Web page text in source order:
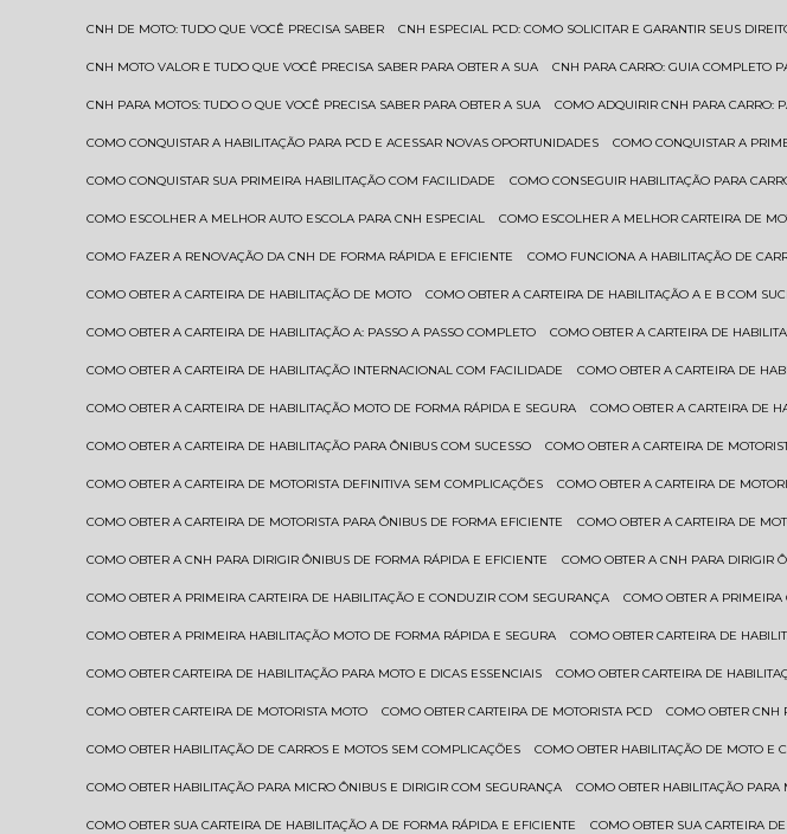
CNH DE MOTO: TUDO QUE VOCÊ PRECISA SABER CNH ESPECIAL PCD: COMO SOLICITAR E GARANTIR SEUS
CNH MOTO VALOR E TUDO QUE VOCÊ PRECISA SABER PARA OBTER A SUA CNH PARA CARRO: GUIA COMPLETO
CNH PARA MOTOS: TUDO O QUE VOCÊ PRECISA SABER PARA OBTER A SUA COMO ADQUIRIR CNH PARA CARRO:
COMO CONQUISTAR A HABILITAÇÃO PARA PCD E ACESSAR NOVAS OPORTUNIDADES COMO CONQUISTAR A
COMO CONQUISTAR SUA PRIMEIRA HABILITAÇÃO COM FACILIDADE COMO CONSEGUIR HABILITAÇÃO PARA
COMO ESCOLHER A MELHOR AUTO ESCOLA PARA CNH ESPECIAL COMO ESCOLHER A MELHOR CARTEIRA DE
COMO FAZER A RENOVAÇÃO DA CNH DE FORMA RÁPIDA E EFICIENTE COMO FUNCIONA A HABILITAÇÃO DE
COMO OBTER A CARTEIRA DE HABILITAÇÃO DE MOTO COMO OBTER A CARTEIRA DE HABILITAÇÃO A E B COM
COMO OBTER A CARTEIRA DE HABILITAÇÃO A: PASSO A PASSO COMPLETO COMO OBTER A CARTEIRA DE
COMO OBTER A CARTEIRA DE HABILITAÇÃO INTERNACIONAL COM FACILIDADE COMO OBTER A CARTEIRA DE
COMO OBTER A CARTEIRA DE HABILITAÇÃO MOTO DE FORMA RÁPIDA E SEGURA COMO OBTER A CARTEIRA DE
COMO OBTER A CARTEIRA DE HABILITAÇÃO PARA ÔNIBUS COM SUCESSO COMO OBTER A CARTEIRA DE
COMO OBTER A CARTEIRA DE MOTORISTA DEFINITIVA SEM COMPLICAÇÕES COMO OBTER A CARTEIRA DE
COMO OBTER A CARTEIRA DE MOTORISTA PARA ÔNIBUS DE FORMA EFICIENTE COMO OBTER A CARTEIRA DE
COMO OBTER A CNH PARA DIRIGIR ÔNIBUS DE FORMA RÁPIDA E EFICIENTE COMO OBTER A CNH PARA DIRIGIR
COMO OBTER A PRIMEIRA CARTEIRA DE HABILITAÇÃO E CONDUZIR COM SEGURANÇA COMO OBTER A
COMO OBTER A PRIMEIRA HABILITAÇÃO MOTO DE FORMA RÁPIDA E SEGURA COMO OBTER CARTEIRA DE
COMO OBTER CARTEIRA DE HABILITAÇÃO PARA MOTO E DICAS ESSENCIAIS COMO OBTER CARTEIRA DE
COMO OBTER CARTEIRA DE MOTORISTA MOTO COMO OBTER CARTEIRA DE MOTORISTA PCD COMO OBTER
COMO OBTER HABILITAÇÃO DE CARROS E MOTOS SEM COMPLICAÇÕES COMO OBTER HABILITAÇÃO DE MOTO E
COMO OBTER HABILITAÇÃO PARA MICRO ÔNIBUS E DIRIGIR COM SEGURANÇA COMO OBTER HABILITAÇÃO
COMO OBTER SUA CARTEIRA DE HABILITAÇÃO A DE FORMA RÁPIDA E EFICIENTE COMO OBTER SUA CARTEIRA